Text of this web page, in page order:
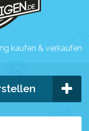
kaufen & verkaufen